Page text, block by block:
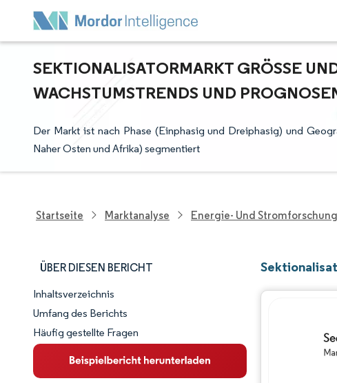
SEKTIONALISATORMARKT GRÖSSE UND
ACHSTUMSTRENDS UND
Der Markt ist nach Phase (Einphasig und Dreiphasig) und
Naher Osten und Afrika) segmentiert
Startseite Marktanalyse Energie- Und Stromforschung
ÜBER DIESEN BERICHT
Marktschnappschuss
Marktübersicht
Wichtige Markttrends
Inhaltsverzeichnis
Umfang des Berichts
Häufig gestellte Fragen